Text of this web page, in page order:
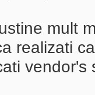
mult
realizati
vendor's